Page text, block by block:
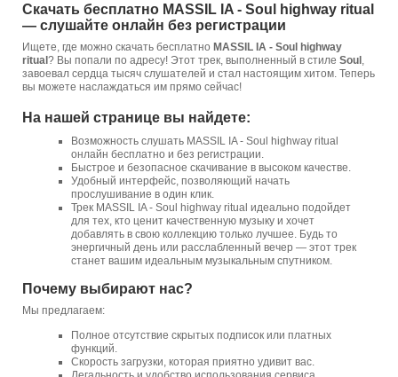
Скачать бесплатно MASSIL IA - Soul highway ritual
— слушайте онлайн без регистрации
Ищете, где можно скачать бесплатно MASSIL IA - Soul highway
ritual? Вы попали по адресу! Этот трек, выполненный в стиле Soul
завоевал сердца тысяч слушателей и стал настоящим хитом. Теперь
вы можете наслаждаться им прямо сейчас!
На нашей странице вы найдете:
Возможность слушать MASSIL IA - Soul highway ritual
онлайн бесплатно и без регистрации.
Быстрое и безопасное скачивание в высоком качестве.
Удобный интерфейс, позволяющий начать
прослушивание в один клик.
Трек MASSIL IA - Soul highway ritual идеально подойдет
для тех, кто ценит качественную музыку и хочет
добавлять в свою коллекцию только лучшее. Будь то
энергичный день или расслабленный вечер — этот трек
станет вашим идеальным музыкальным спутником.
Почему выбирают нас?
Мы предлагаем:
Полное отсутствие скрытых подписок или платных
функций.
Скорость загрузки, которая приятно удивит вас.